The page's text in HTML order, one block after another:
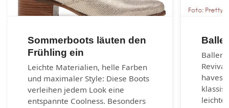
Sommerboots läuten den
Frühling ein
Leichte Materialien, helle Farben
und maximaler Style: Diese Boots
verleihen jedem Look eine
entspannte Coolness. Besonders
haves